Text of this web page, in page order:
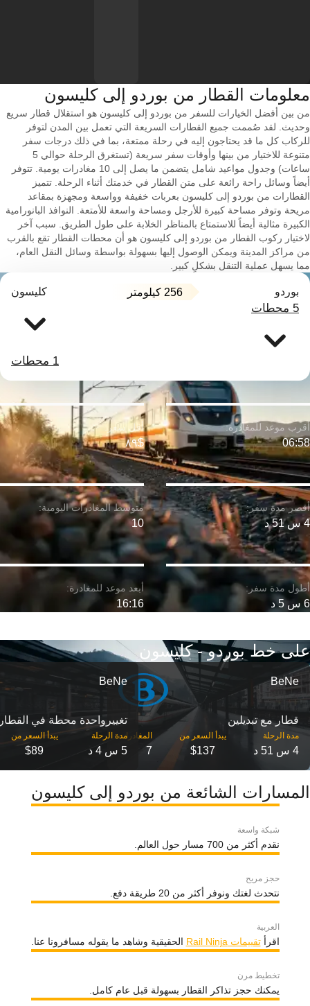
معلومات القطار من ‎بوردو إلى ‎كليسون
من بين أفضل الخيارات للسفر من بوردو إلى كليسون هو استقلال قطار سريع
وحديث. لقد صُممت جميع القطارات السريعة التي تعمل بين المدن لتوفر
للركاب كل ما قد يحتاجون إليه في رحلة ممتعة، بما في ذلك درجات سفر
متنوعة للاختيار من بينها وأوقات سفر سريعة (تستغرق الرحلة حوالي 5
ساعات) وجدول مواعيد شامل يتضمن ما يصل إلى 10 مغادرات يومية. تتوفر
أيضاً وسائل راحة رائعة على متن القطار في خدمتك أثناء الرحلة. تتميز
القطارات من بوردو إلى كليسون بعربات خفيفة وواسعة ومجهزة بمقاعد
مريحة وتوفر مساحة كبيرة للأرجل ومساحة واسعة للأمتعة. النوافذ البانورامية
الكبيرة مثالية أيضاً للاستمتاع بالمناظر الخلابة على طول الطريق. سبب آخر
لاختيار ركوب القطار من بوردو إلى كليسون هو أن محطات القطار تقع بالقرب
من مراكز المدينة ويمكن الوصول إليها بسهولة بواسطة وسائل النقل العام،
مما يسهل عملية التنقل بشكلٍ كبير.
بوردو 256 كيلومتر كليسون
5 محطات
1 محطات
4 س 51 د
06:58
6 س 5 د
$٨٩
10
16:16
على خط بوردو - كليسون
BeNe
قطار مع تبديلين
مدة الرحلة
4 س 51 د $137
7
BeNe
تغییرواحدة محطة في
مدة الرحلة
5 س 4 د
‎يبدأ السعر من
$89
المسارات الشائعة من بوردو إلى كليسون
شبكة واسعة
نقدم أكثر من 700 مسار حول العالم.
حجز مريح
نتحدث لغتك ونوفر أكثر من 20 طريقة دفع.
العربية
اقرأتقييمات Rail Ninja الحقيقية وشاهد ما يقوله مسافرونا عنا.
تخطيط مرن
يمكنك حجز تذاكر القطار بسهولة قبل عام كامل.